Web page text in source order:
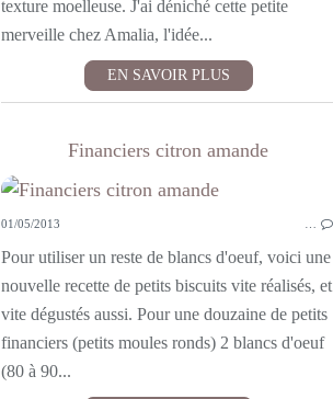
texture moelleuse. J'ai déniché cette petite
merveille chez Amalia, l'idée...
EN SAVOIR PLUS
Financiers citron amande
01/05/2013
Pour utiliser un reste de blancs d'oeuf, voici une
nouvelle recette de petits biscuits vite réalisés, et
vite dégustés aussi. Pour une douzaine de petits
financiers (petits moules ronds) 2 blancs d'oeuf
(80 à 90...